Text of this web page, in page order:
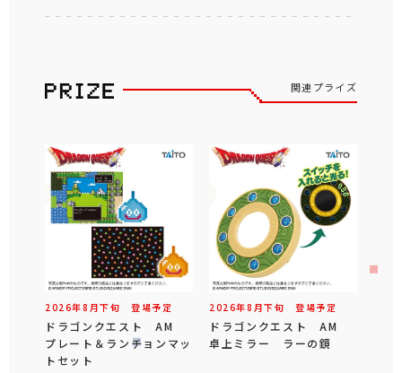
関連プライズ
2026年8 月下旬 登場予定
ドラゴンクエスト AM
プレート＆ランチョンマッ
トセット
2026年8 月下旬 登場予定
ドラゴンクエスト AM
卓上ミラー ラーの鏡